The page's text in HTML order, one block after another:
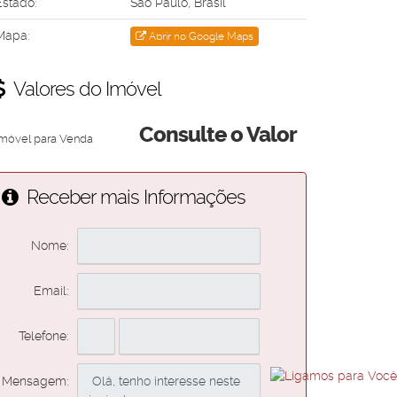
Abrir no Google Maps
Valores do Imóvel
Consulte o Valor
para Venda
Receber mais Informações
Nome:
Email:
Telefone:
Mensagem: